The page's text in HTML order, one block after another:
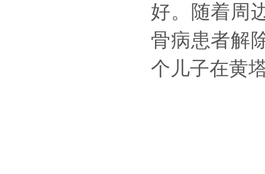
好。随着周
骨病患者解
个儿子在黄